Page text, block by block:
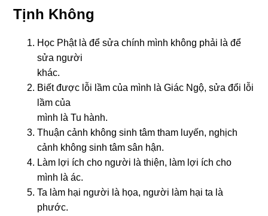
Tịnh Không
Học Phật là để sửa chính mình không phải là để
sửa người
khác.
Biết được lỗi lầm của mình là Giác Ngộ, sửa đổi lỗi
lầm của
mình là Tu hành.
Thuận cảnh không sinh tâm tham luyến, nghịch
cảnh không sinh tâm sân hận.
Làm lợi ích cho người là thiện, làm lợi ích cho
mình là ác.
Ta làm hại người là họa, người làm hại ta là
phước.